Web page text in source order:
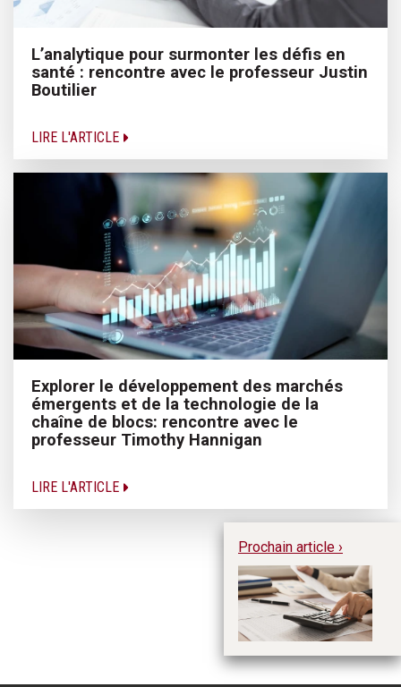
L’analytique pour surmonter les défis en
santé : rencontre avec le professeur Justin
Boutilier
LIRE L'ARTICLE
Explorer le développement des marchés
émergents et de la technologie de la
chaîne de blocs: rencontre avec le
professeur Timothy Hannigan
LIRE L'ARTICLE
Prochain article ›